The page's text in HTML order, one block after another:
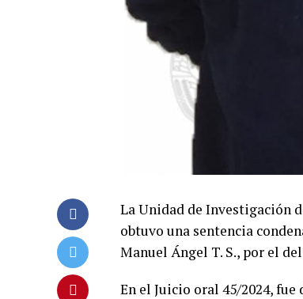
La Unidad de Investigación
obtuvo una sentencia
Manuel Ángel T. S., por el
En el Juicio oral 45/2024,